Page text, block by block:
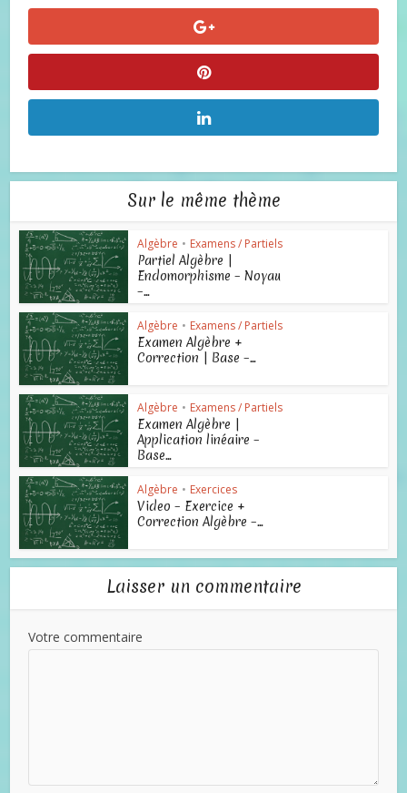
Sur le même thème
Algèbre • Examens / Partiels
Partiel Algèbre |
Endomorphisme – Noyau
–...
Algèbre • Examens / Partiels
Examen Algèbre +
Correction | Base –...
Algèbre • Examens / Partiels
Examen Algèbre |
Application linéaire –
Base...
Algèbre • Exercices
Video – Exercice +
Correction Algèbre –...
Laisser un commentaire
Votre commentaire